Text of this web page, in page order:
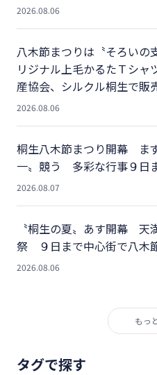
2026.08.06
八木節まつりは〝そろい
リジナル上毛かるたＴシ
産協会、シルクル桐生で販
2026.08.06
桐生八木節まつり開幕 ま
一〟競う 多彩な行事９日
2026.08.07
〝桐生の夏〟あす開幕 天
祭 ９日まで中心街で八木
2026.08.06
もっ
タグで探す